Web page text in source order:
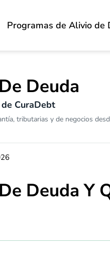
Programas de Alivio de
Deuda
CuraDebt
tributarias y de negocios
Deuda Y